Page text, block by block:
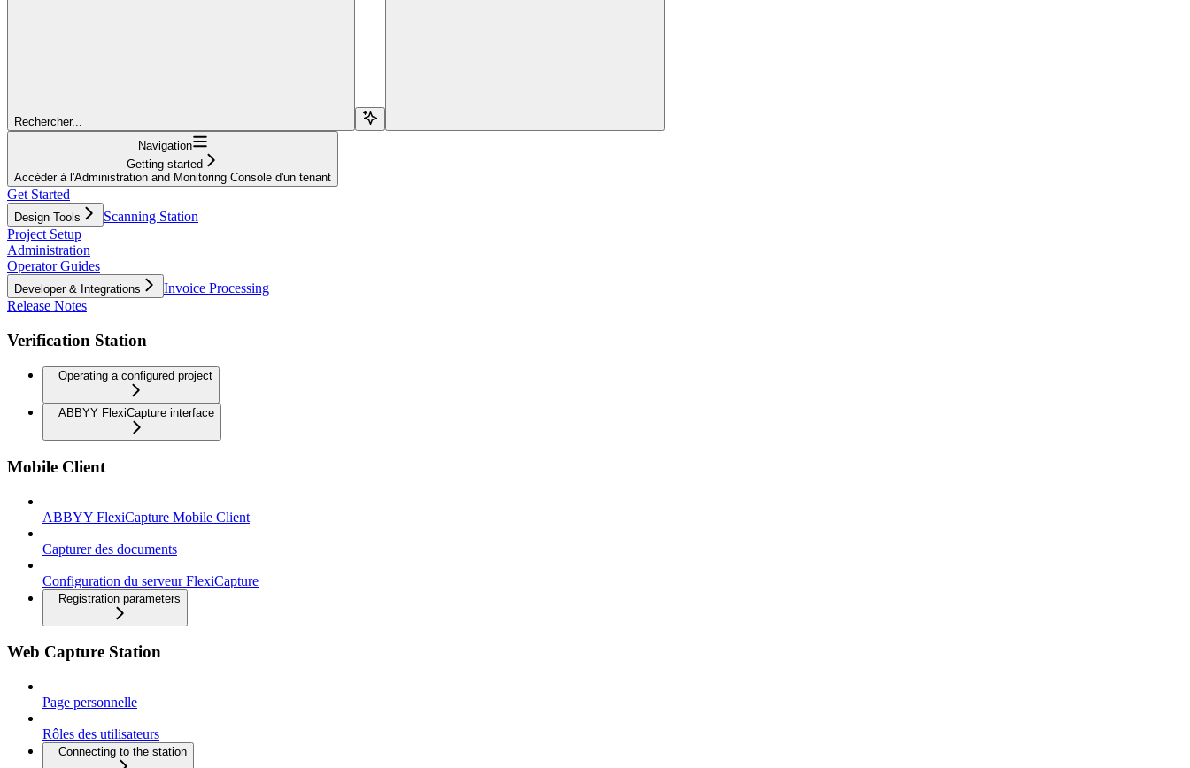
Rechercher...
Navigation
Getting started
Accéder à l'Administration and Monitoring Console d'un tenant
Get Started
Design Tools
Scanning Station
Project Setup
Administration
Operator Guides
Developer & Integrations
Invoice Processing
Release Notes
Verification Station
Operating a configured project
ABBYY FlexiCapture interface
Mobile Client
ABBYY FlexiCapture Mobile Client
Capturer des documents
Configuration du serveur FlexiCapture
Registration parameters
Web Capture Station
Page personnelle
Rôles des utilisateurs
Connecting to the station